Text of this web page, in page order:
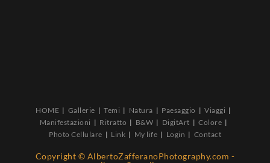
HOME Gallerie Temi Natura Paesaggio
Viaggi
Manifestazioni
Ritratto B&W DigitArt
Colore
Photo Cellulare
Link My life Login Contact
Copyright © AlbertoZafferanoPhotography.com -